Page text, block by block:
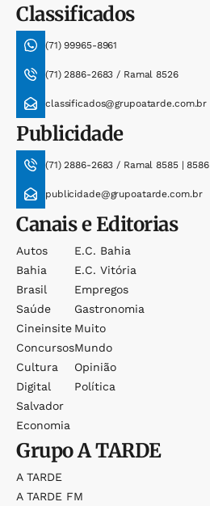
Classificados
(71) 99965-8961
(71) 2886-2683 / Ramal 8526
classificados@grupoatarde.com.br
Publicidade
(71) 2886-2683 / Ramal 8585 | 8586
publicidade@grupoatarde.com.br
Canais e Editorias
Autos
Bahia
Brasil
Saúde
Cineinsite
Concursos
Cultura
Digital
Salvador
Economia
E.c. Bahia
E.c. Vitória
Empregos
Gastronomia
Muito
Mundo
Opinião
Política
GrupoA TARDE
A TARDE
A TARDE FM